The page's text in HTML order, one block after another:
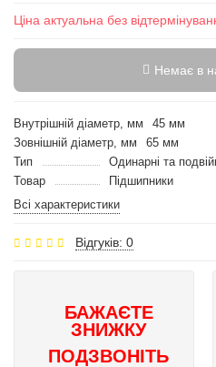
Ціна актуальна без
Немає в
Внутрішній діаметр, мм
45 мм
Зовнішній діаметр, мм
65 мм
Тип
Одинарні та
Товар
Підшипники
Всі характеристики
Відгуків: 0
БАЖАЄТЕ
ЗНИЖКУ
ПОДЗВОНІТЬ